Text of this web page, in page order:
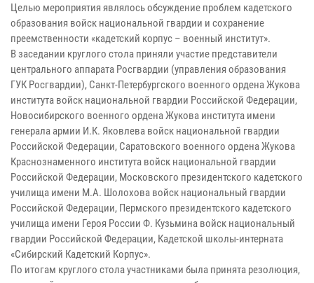
Целью мероприятия являлось обсуждение проблем кадетского
образования войск национальной гвардии и сохранение
преемственности «кадетский корпус – военный институт».
В заседании круглого стола приняли участие представители
центрального аппарата Росгвардии (управления образования
ГУК Росгвардии), Санкт-Петербургского военного ордена Жукова
института войск национальной гвардии Российской Федерации,
Новосибирского военного ордена Жукова института имени
генерала армии И.К. Яковлева войск национальной гвардии
Российской Федерации, Саратовского военного ордена Жукова
Краснознаменного института войск национальной гвардии
Российской Федерации, Московского президентского кадетского
училища имени М.А. Шолохова войск национальный гвардии
Российской Федерации, Пермского президентского кадетского
училища имени Героя России Ф. Кузьмина войск национальный
гвардии Российской Федерации, Кадетской школы-интерната
«Сибирский Кадетский Корпус».
По итогам круглого стола участниками была принята резолюция,